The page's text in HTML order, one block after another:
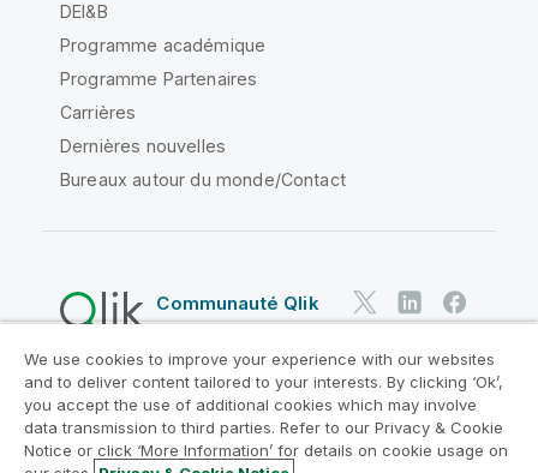
DEI&B
Programme académique
Programme Partenaires
Carrières
Dernières nouvelles
Bureaux autour du monde/Contact
Communauté Qlik
Contrats juridiques
Conditions d'utilisation des produits
Legal Policies
Conditions légales
Conditions d'utilisation
Marques
We use cookies to improve your experience with our websites
and to deliver content tailored to your interests. By clicking ‘Ok’,
you accept the use of additional cookies which may involve
data transmission to third parties. Refer to our Privacy & Cookie
Notice or click ‘More Information’ for details on cookie usage on